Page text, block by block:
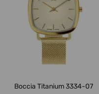
Boccia Titanium 3334-07